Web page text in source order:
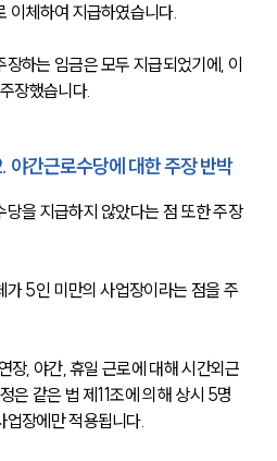
이체하여 지급하였습니다.
하는 임금은 모두 지급되었기에, 이
장했습니다.
야간근로수당에 대한 주장 반박
을 지급하지 않았다는 점 또한 주장
가 5인 미만의 사업장이라는 점을 주
장, 야간, 휴일 근로에 대해 시간외근
은 같은 법 제11조에 의해 상시 5명
업장에만 적용됩니다.